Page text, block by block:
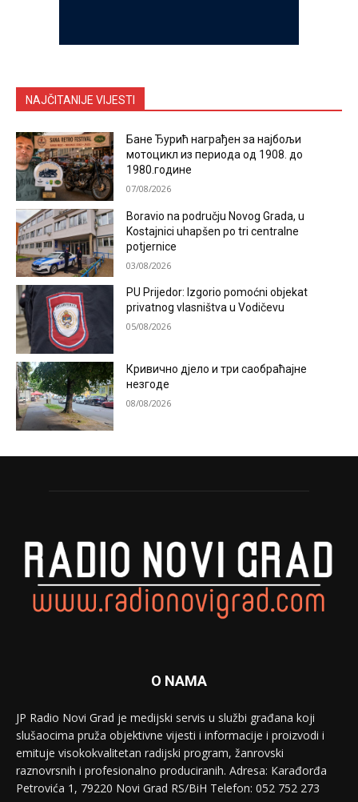
NAJČITANIJE VIJESTI
Бане Ђурић награђен за најбољи
мотоцикл из периода од 1908. до
1980.године
07/08/2026
Boravio na području Novog Grada, u
Kostajnici uhapšen po tri centralne
potjernice
03/08/2026
PU Prijedor: Izgorio pomoćni objekat
privatnog vlasništva u Vodičevu
05/08/2026
Кривично дјело и три саобраћајне
незгоде
08/08/2026
O NAMA
JP Radio Novi Grad je medijski servis u službi građana koji
slušaocima pruža objektivne vijesti i informacije i proizvodi i
emituje visokokvalitetan radijski program, žanrovski
raznovrsnih i profesionalno produciranih. Adresa: Кarađorđa
Petrovića 1, 79220 Novi Grad RS/BiH Telefon: 052 752 273